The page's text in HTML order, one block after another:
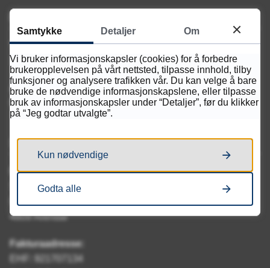
Ring oss
Telefon:
38 61 80 00
Åpningstider:
Mandag - fredag kl. 08.00 - 15.30
Skriv til oss
Postadresse:
Sam Eyde videregående skole
Postboks 788 Stoa
4809 Arendal
Fakturaadresse:
EHF: 921707134
Samtykke Detaljer Om
Vi bruker informasjonskapsler (cookies) for å forbedre
brukeropplevelsen på vårt nettsted, tilpasse innhold, tilby
funksjoner og analysere trafikken vår. Du kan velge å bare
bruke de nødvendige informasjonskapslene, eller tilpasse
bruk av informasjonskapsler under “Detaljer”, før du klikker
på “Jeg godtar utvalgte”.
Kun nødvendige
Godta alle